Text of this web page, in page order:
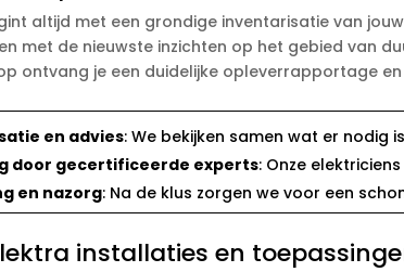
altijd met een grondige inventarisatie van
met de nieuwste inzichten op het gebied van
ontvang je een duidelijke opleverrapportage
en advies: We bekijken samen wat er nodig
door gecertificeerde experts: Onze
en nazorg: Na de klus zorgen we voor een
installaties en